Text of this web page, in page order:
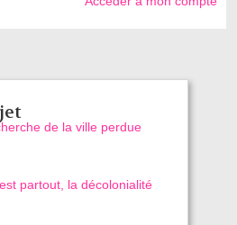
de la ville perdue
partout, la décolonialité